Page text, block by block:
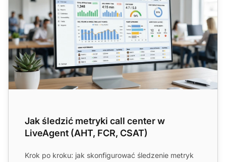
Jak śledzić metryki call center w
LiveAgent (AHT, FCR, CSAT)
Krok po kroku: jak skonfigurować śledzenie metryk